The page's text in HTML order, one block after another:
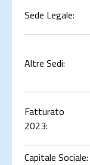
Sede Legale:
Altre Sedi:
Fatturato
2023:
Capitale Sociale: